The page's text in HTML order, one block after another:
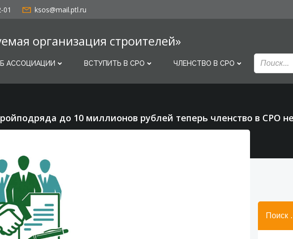
01 ksos@mail.ptl.ru
организация строителей»
АССОЦИАЦИИ ВСТУПИТЬ В СРО ЧЛЕНСТВО В СРО
до 10 миллионов рублей теперь членство в СРО
Найти: